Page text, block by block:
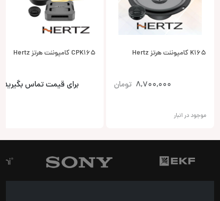
K165 کامپوننت هرتز Hertz
8,700,000 تومان
موجود در انبار
CPK165 کامپوننت هرتز Hertz
برای قیمت تماس بگیرید